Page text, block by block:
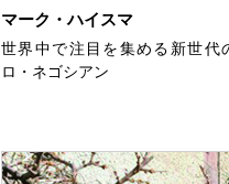
マーク・ハイスマ
世界中で注目を集める新世代
ロ・ネゴシアン